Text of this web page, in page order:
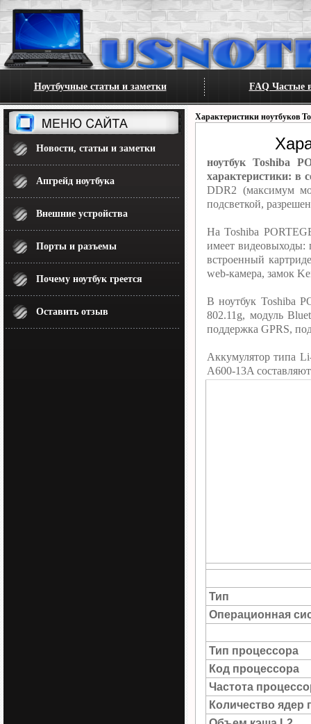
Ноутбучные статьи и заметки FAQ Частые
Новости, статьи и заметки
Апгрейд ноутбука
Внешние устройства
Порты и разъемы
Почему ноутбук греется
Оставить отзыв
Характеристики ноутбуков
ноутбук Toshiba
характеристики: в
DDR2 (максимум
подсветкой,
На Toshiba
имеет
встроенный
web-камера, замок
В ноутбук Toshiba
802.11g, модуль
поддержка GPRS,
Аккумулятор типа
A600-13A
Тип
Операционная
Тип процессора
Код процессора
Частота
Количество ядер